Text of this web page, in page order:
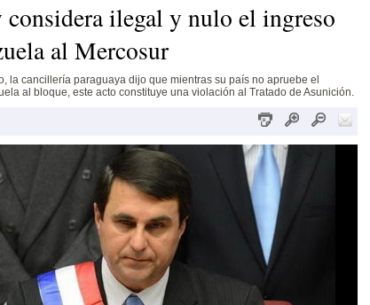
considera ilegal y nulo el ingreso
al Mercosur
la cancillería paraguaya dijo que mientras su país no apruebe el
al bloque, este acto constituye una violación al Tratado de Asunición.